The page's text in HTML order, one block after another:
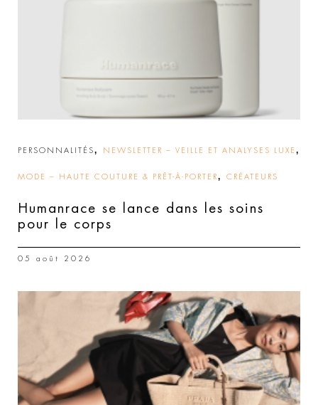
PERSONNALITÉS, NEWSLETTER – VEILLE ET ANALYSES LUXE ,
MODE – HAUTE COUTURE & PRÊT-À-PORTER, CRÉATEURS
Humanrace se lance dans les soins
pour le corps
05 août 2026